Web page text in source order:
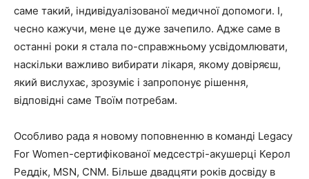
саме такий, індивідуалізованої медичної допомоги. І,
чесно кажучи, мене це дуже зачепило. Адже саме в
останні роки я стала по-справжньому усвідомлювати,
наскільки важливо вибирати лікаря, якому довіряєш,
який вислухає, зрозуміє і запропонує рішення,
відповідні саме Твоїм потребам.
Особливо рада я новому поповненню в команді Legacy
For Women-сертифікованої медсестрі-акушерці Керол
Реддік, MSN, CNM. Більше двадцяти років досвіду в